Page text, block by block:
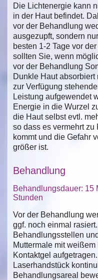
Die Lichtenergie kann
in der Haut befindet.
vor der Behandlung
ausgezupft, sondern
besten 1-2 Tage vor
sollten Sie, wenn
vor der Behandlung
Dunkle Haut
zur Verfügung
Leistung aufgewendet
Energie in die Wurzel
die Haut selbst evtl.
so dass es vermehrt
kommt und die Gefahr
größer ist.
Behandlung
Behandlungsdauer: 15
Stunden
Vor der Behandlung
ggf. noch einmal
Behandlungsstellen
Muttermale mit
Kontaktgel
Laserhandstück
Behandlungsareal